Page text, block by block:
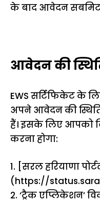
के बाद आवेदन
आवेदन की
EWS सर्टिफिकेट के
अपने आवेदन की
हैं। इसके लिए आपको
करना होगा:
1. [सरल हरियाणा
(https://
2. ‘ट्रैक एप्लिकेशन’